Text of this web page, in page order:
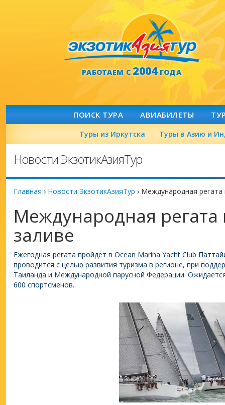
РАБОТАЕМ С2004ГОДА
ПОИСК ТУРА АВИАБИЛЕТЫ
Туры из Иркутска Туры в Азию и
Новости ЭкзотикАзияТур
Главная › Новости ЭкзотикАзияТур › Международная
Международная
заливе
Ежегодная регата пройдет в Ocean Marina Yacht Club
проводится с целью развития туризма в регионе, при
Таиланда и Международной парусной Федерации.
600 спортсменов.